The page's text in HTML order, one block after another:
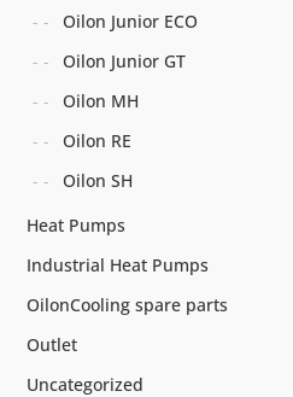
Oilon Junior ECO
Oilon Junior GT
Oilon MH
Oilon RE
Oilon SH
Heat Pumps
Industrial Heat Pumps
OilonCooling spare parts
Outlet
Uncategorized